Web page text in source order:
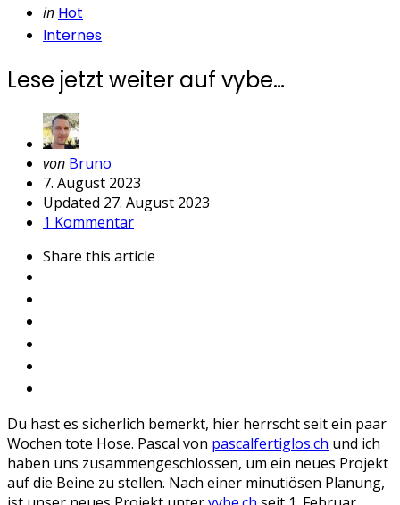
Categories
Posted
in
in Hot
Internes
Lese jetzt weiter auf vybe…
Geschrieben
von
von Bruno
7. August 2023
Updated 27. August 2023
1 Kommentar
Share this article
Du hast es sicherlich bemerkt, hier herrscht seit ein paar
Wochen tote Hose. Pascal von pascalfertiglos.ch und ich
haben uns zusammengeschlossen, um ein neues Projekt
auf die Beine zu stellen. Nach einer minutiösen Planung,